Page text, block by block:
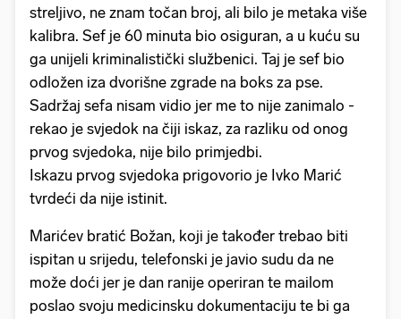
streljivo, ne znam točan broj, ali bilo je metaka više
kalibra. Sef je 60 minuta bio osiguran, a u kuću su
ga unijeli kriminalistički službenici. Taj je sef bio
odložen iza dvorišne zgrade na boks za pse.
Sadržaj sefa nisam vidio jer me to nije zanimalo -
rekao je svjedok na čiji iskaz, za razliku od onog
prvog svjedoka, nije bilo primjedbi.
Iskazu prvog svjedoka prigovorio je Ivko Marić
tvrdeći da nije istinit.
Marićev bratić Božan, koji je također trebao biti
ispitan u srijedu, telefonski je javio sudu da ne
može doći jer je dan ranije operiran te mailom
poslao svoju medicinsku dokumentaciju te bi ga